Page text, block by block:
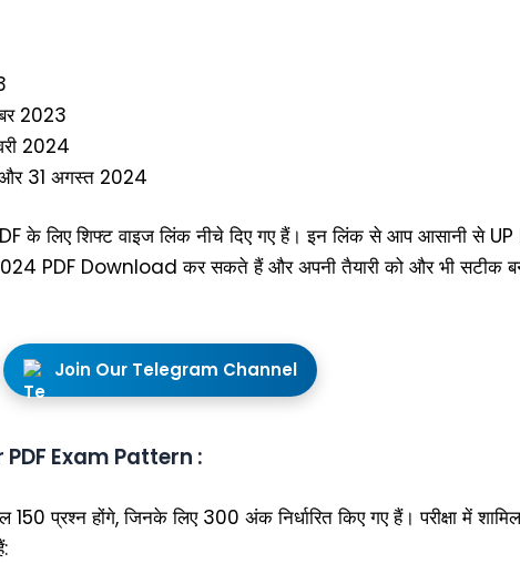
2023
2024
31 अगस्त 2024
लिए शिफ्ट वाइज लिंक नीचे दिए गए हैं। इन लिंक से आप आसानी से
PDF Download कर सकते हैं और अपनी तैयारी को और भी सटीक
Join Our Telegram Channel
Exam Pattern :
प्रश्न होंगे, जिनके लिए 300 अंक निर्धारित किए गए हैं। परीक्षा में